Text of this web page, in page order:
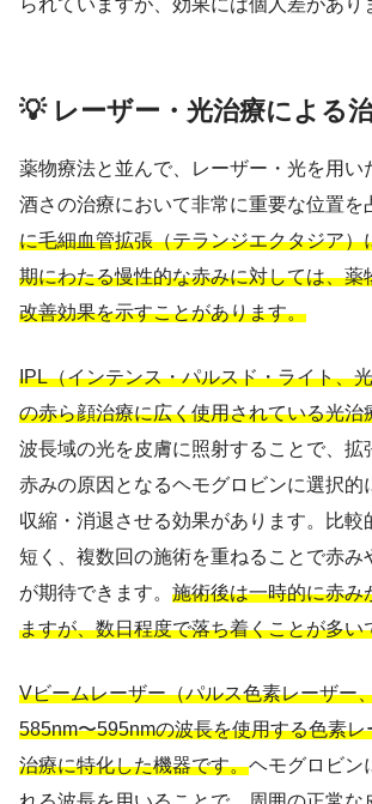
られていますが、効果には個人差があり
💡 レーザー・光治療による
薬物療法と並んで、レーザー・光を用い
酒さの治療において非常に重要な位置を
に毛細血管拡張（テランジエクタジア）
期にわたる慢性的な赤みに対しては、薬
改善効果を示すことがあります。
IPL（インテンス・パルスド・ライト、
の赤ら顔治療に広く使用されている光治
波長域の光を皮膚に照射することで、拡
赤みの原因となるヘモグロビンに選択的
収縮・消退させる効果があります。比較
短く、複数回の施術を重ねることで赤み
が期待できます。 施術後は一時的に赤み
ますが、数日程度で落ち着くことが多い
Vビームレーザー（パルス色素レーザー
585nm〜595nmの波長を使用する色素
治療に特化した機器です。ヘモグロビン